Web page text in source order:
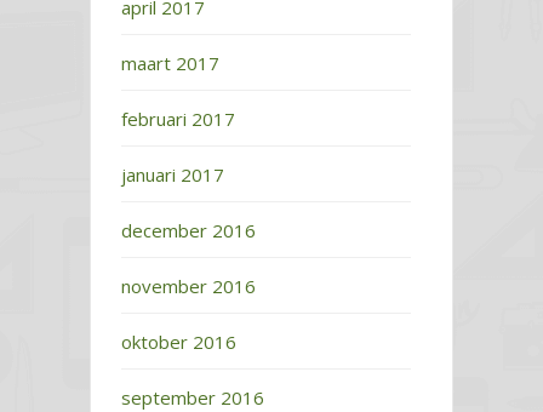
april 2017
maart 2017
februari 2017
januari 2017
december 2016
november 2016
oktober 2016
september 2016